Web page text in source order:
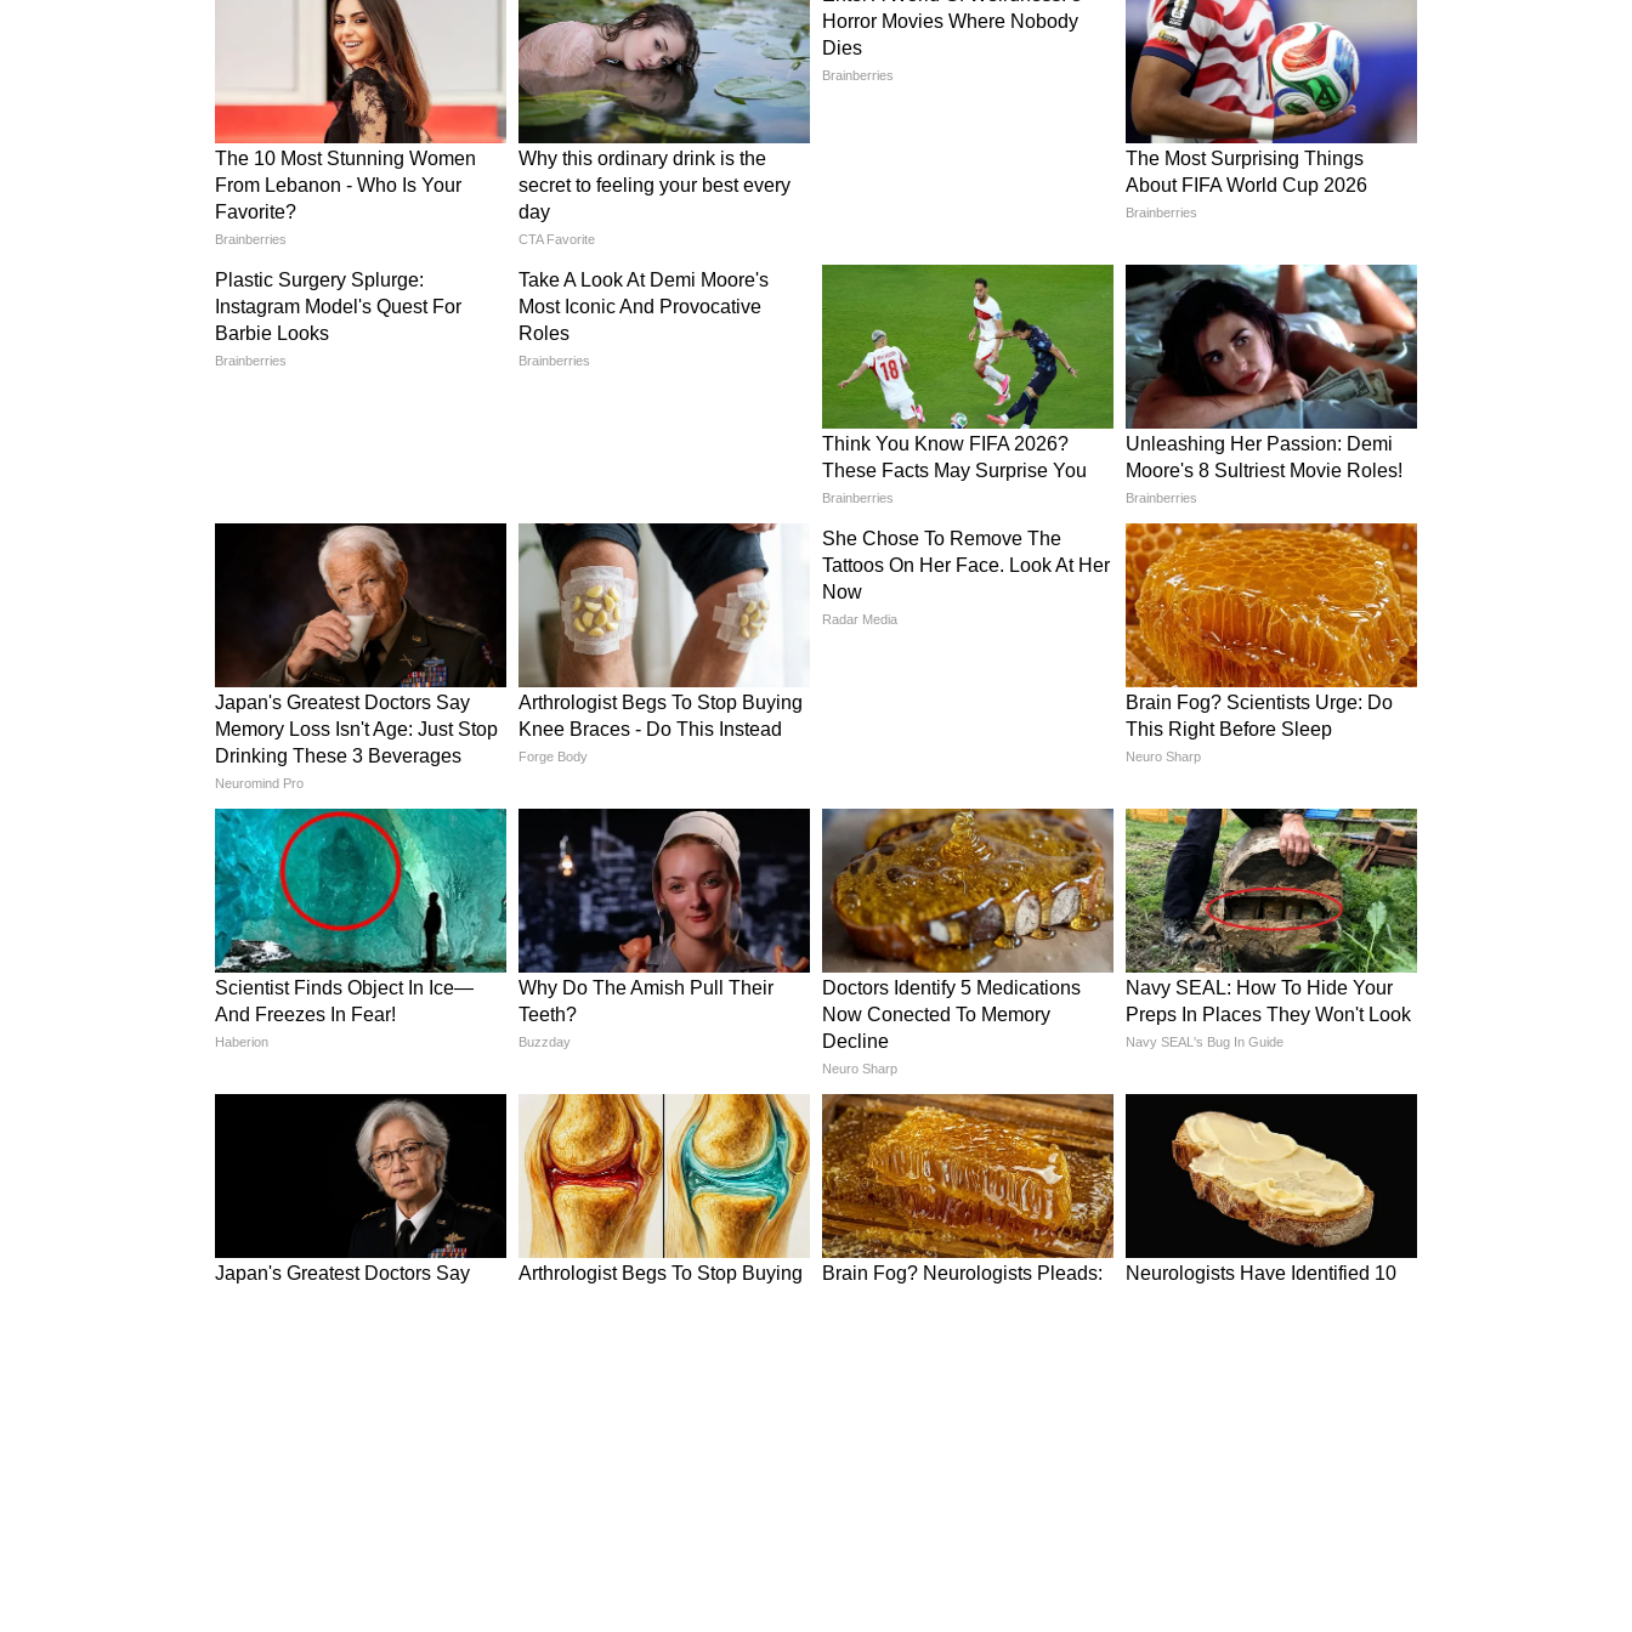
विषय बन गया है।
मुख्यमंत्री योगी आदित्यनाथ ने भी जताई नाराजगी
इस पूरे विवाद के बीच उत्तर प्रदेश के मुख्यमंत्री योगी आदित्यनाथ ने भी अदिति यादव के खिलाफ की
गई टिप्पणियों की निंदा की है। आजमगढ़ में एक जनसभा को संबोधित करते हुए मुख्यमंत्री ने कहा
कि किसी भी बेटी के सम्मान के साथ समझौता नहीं किया जा सकता। उन्होंने बताया कि मामले की
जानकारी मिलते ही पुलिस को तत्काल एफआईआर दर्ज करने के निर्देश दिए गए थे। मुख्यमंत्री ने
कहा कि भारतीय संस्कृति और सामाजिक मूल्यों में बेटियों का सम्मान सर्वोपरि है और किसी भी
व्यक्ति को मर्यादा की सीमाएं पार करने की अनुमति नहीं दी जा सकती।
क्या है पूरा अदिति यादव विवाद?
विवाद की शुरुआत उस समय हुई जब सोशल मीडिया पर अदिति यादव को लेकर कुछ आपत्तिजनक
और विवादित पोस्ट वायरल होने लगीं। इन पोस्टों में कथित तौर पर अभद्र भाषा का इस्तेमाल किया
गया, जिसके बाद समाजवादी पार्टी के नेताओं और समर्थकों ने कड़ी आपत्ति जताई। मामला तेजी से
राजनीतिक बहस का विषय बन गया और विभिन्न स्तरों पर शिकायतें दर्ज कराई गईं। इसके बाद
कौन हैं अदिति यादव?
अदिति यादव समाजवादी पार्टी अध्यक्ष अखिलेश यादव और सांसद डिंपल यादव की बेटी हैं। वह पूर्व
मुख्यमंत्री और समाजवादी पार्टी के संस्थापक मुलायम सिंह यादव की पोती हैं। हाल के वर्षों में अदिति
यादव की राजनीतिक और सार्वजनिक गतिविधियों में बढ़ोतरी देखने को मिली है। चुनाव प्रचार,
जनसभाओं और विभिन्न सामाजिक कार्यक्रमों में उनकी मौजूदगी के कारण उन्हें समाजवादी पार्टी की
नई पीढ़ी के प्रमुख चेहरों में भी गिना जाने लगा है।
राजनीति से ऊपर उठकर बेटियों के सम्मान की बहस
राजनीतिक मतभेद लोकतंत्र का हिस्सा हैं, लेकिन किसी नेता या सार्वजनिक व्यक्ति के परिवार के
सदस्यों को व्यक्तिगत रूप से निशाना बनाना अक्सर विवाद का कारण बनता है। अदिति यादव को
लेकर उठे इस विवाद ने एक बार फिर सोशल मीडिया पर भाषा की मर्यादा और सार्वजनिक संवाद की
सीमाओं को लेकर बहस छेड़ दी है।